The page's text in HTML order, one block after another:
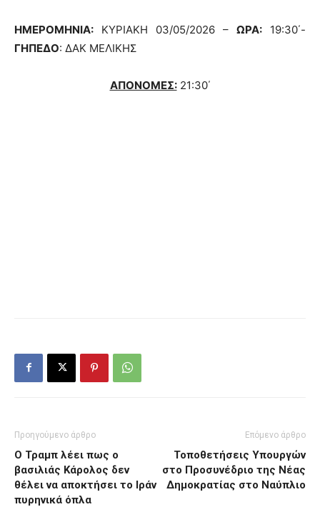
ΗΜΕΡΟΜΗΝΙΑ: ΚΥΡΙΑΚΗ 03/05/2026 – ΩΡΑ: 19:30΄-
ΓΗΠΕΔΟ: ΔΑΚ ΜΕΛΙΚΗΣ
ΑΠΟΝΟΜΕΣ:21:30΄
Προηγούμενο άρθρο
Ο Τραμπ λέει πως ο
βασιλιάς Κάρολος δεν
θέλει να αποκτήσει το Ιράν
πυρηνικά όπλα
Επόμενο άρθρο
Τοποθετήσεις Υπουργών
στο Προσυνέδριο της Νέας
Δημοκρατίας στο Ναύπλιο